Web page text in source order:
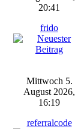
20:41
frido
Mittwoch 5.
August 2026,
16:19
referralcode